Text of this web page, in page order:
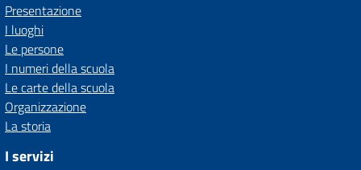
Presentazione
I luoghi
Le persone
I numeri della scuola
Le carte della scuola
Organizzazione
La storia
I servizi